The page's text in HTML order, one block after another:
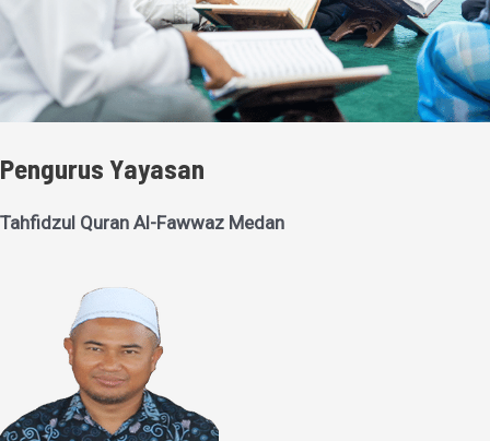
Pengurus Yayasan
Tahfidzul Quran Al-Fawwaz Medan